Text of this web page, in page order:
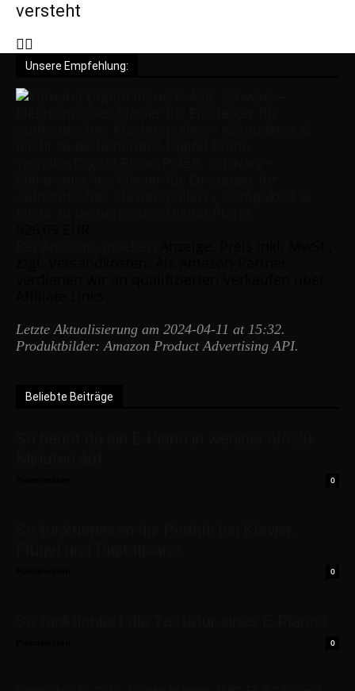
versteht
Unsere Empfehlung:
Letzte Aktualisierung am 2024-04-11 at 15:32.
Produktbilder: Amazon Product Advertising API.
Beliebte Beiträge
0
0
0